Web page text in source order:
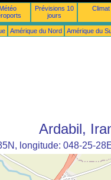
Prévisions 10
jours
Climat
Amérique du Nord Amérique du
Ardabil,
longitude: 048-25-